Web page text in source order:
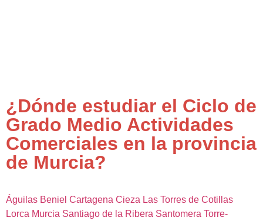
¿Dónde estudiar el Ciclo de
Grado Medio Actividades
Comerciales en la provincia
de Murcia?
Águilas Beniel Cartagena Cieza Las Torres de Cotillas
Lorca Murcia Santiago de la Ribera Santomera Torre-